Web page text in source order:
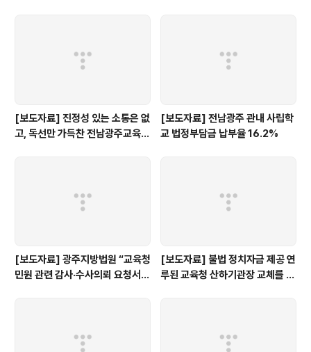
[보도자료] 진정성 있는 소통은 없
고, 독선만 가득찬 전남광주교육감
[보도자료] 전남광주 관내 사립학
교 법정부담금 납부율 16.2%
[보도자료] 광주지방법원 “교육청
민원 관련 감사·수사의뢰 요청서,
[보도자료] 불법 정치자금 제공 연
루된 교육청 산하기관장 교체를 촉